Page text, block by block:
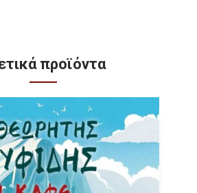
προϊόντα